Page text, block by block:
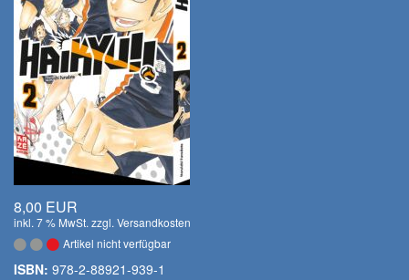
8,00 EUR
inkl. 7 % MwSt. zzgl. Versandkosten
Artikel nicht verfügbar
ISBN: 978-2-88921-939-1